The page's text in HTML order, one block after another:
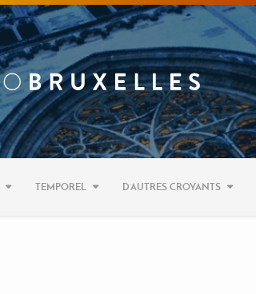
TEMPOREL D’AUTRES CROYANTS